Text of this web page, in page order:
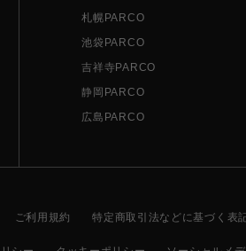
札幌PARCO
池袋PARCO
吉祥寺PARCO
静岡PARCO
広島PARCO
ご利用規約 特定商取引法などに基づく表